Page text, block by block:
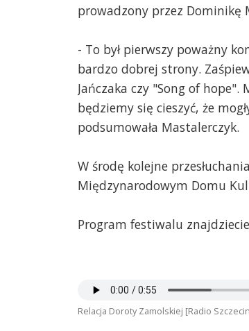
prowadzony przez Dominikę
- To był pierwszy poważny
bardzo dobrej strony.
Jańczaka czy "Song of
będziemy się cieszyć, że
podsumowała Mastalerczyk.
W środę kolejne
Międzynarodowym Domu
Program festiwalu
Relacja Doroty Zamolskiej [Radio